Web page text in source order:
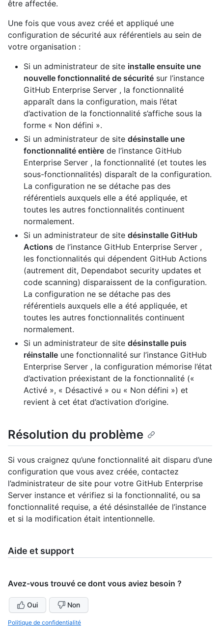
être affectée.
Une fois que vous avez créé et appliqué une
configuration de sécurité aux référentiels au sein de
votre organisation :
Si un administrateur de site installe ensuite une
nouvelle fonctionnalité de sécurité sur l’instance
GitHub Enterprise Server , la fonctionnalité
apparaît dans la configuration, mais l’état
d’activation de la fonctionnalité s’affiche sous la
forme « Non défini ».
Si un administrateur de site désinstalle une
fonctionnalité entière de l’instance GitHub
Enterprise Server , la fonctionnalité (et toutes les
sous-fonctionnalités) disparaît de la configuration.
La configuration ne se détache pas des
référentiels auxquels elle a été appliquée, et
toutes les autres fonctionnalités continuent
normalement.
Si un administrateur de site désinstalle GitHub
Actions de l’instance GitHub Enterprise Server ,
les fonctionnalités qui dépendent GitHub Actions
(autrement dit, Dependabot security updates et
code scanning) disparaissent de la configuration.
La configuration ne se détache pas des
référentiels auxquels elle a été appliquée, et
toutes les autres fonctionnalités continuent
normalement.
Si un administrateur de site désinstalle puis
réinstalle une fonctionnalité sur l’instance GitHub
Enterprise Server , la configuration mémorise l’état
d’activation préexistant de la fonctionnalité («
Activé », « Désactivé » ou « Non défini ») et
revient à cet état d’activation d’origine.
Résolution du problème
Si vous craignez qu’une fonctionnalité ait disparu d’une
configuration que vous avez créée, contactez
l’administrateur de site pour votre GitHub Enterprise
Server instance et vérifiez si la fonctionnalité, ou sa
fonctionnalité requise, a été désinstallée de l’instance
et si la modification était intentionnelle.
Aide et support
Avez-vous trouvé ce dont vous aviez besoin ?
Oui Non
Politique de confidentialité